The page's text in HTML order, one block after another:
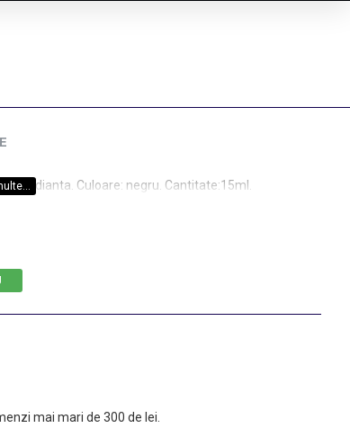
radianta. Culoare: negru. Cantitate:15ml.
mai mari de 300 de lei.